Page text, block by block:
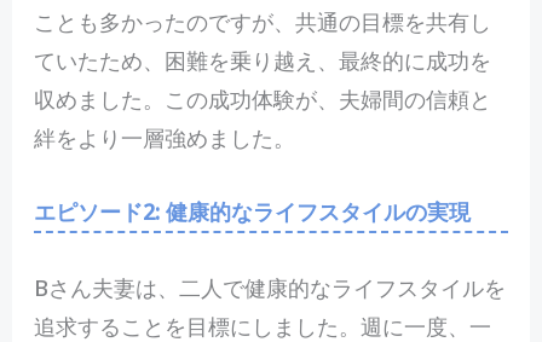
ことも多かったのですが、共通の目標を共有し
ていたため、困難を乗り越え、最終的に成功を
収めました。この成功体験が、夫婦間の信頼と
絆をより一層強めました。
エピソード2: 健康的なライフスタイルの実現
Bさん夫妻は、二人で健康的なライフスタイルを
追求することを目標にしました。週に一度、一